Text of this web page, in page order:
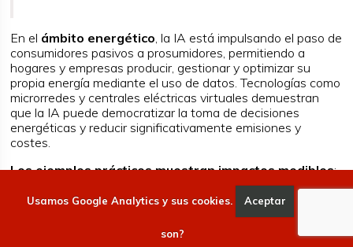
En el ámbito energético , la IA está impulsando el paso de
consumidores pasivos a prosumidores, permitiendo a
hogares y empresas producir, gestionar y optimizar su
propia energía mediante el uso de datos. Tecnologías como
microrredes y centrales eléctricas virtuales demuestran
que la IA puede democratizar la toma de decisiones
energéticas y reducir significativamente emisiones y
costes.
Los ejemplos prácticos muestran impactos medibles:
fábricas inteligentes y edificios optimizados con IA han
logrado reducciones drásticas en consumo energético, uso
, la IA mejora la resiliencia de las redes
Usamos Google Analytics y sus cookies. Aceptar
son?